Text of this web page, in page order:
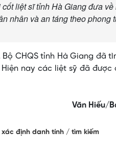
liệt sĩ tỉnh Hà Giang đưa
nhân và an táng theo phong
CHQS tỉnh Hà Giang đã
nay các liệt sỹ đã được
Văn Hiếu/
xác định danh tính
tìm kiếm